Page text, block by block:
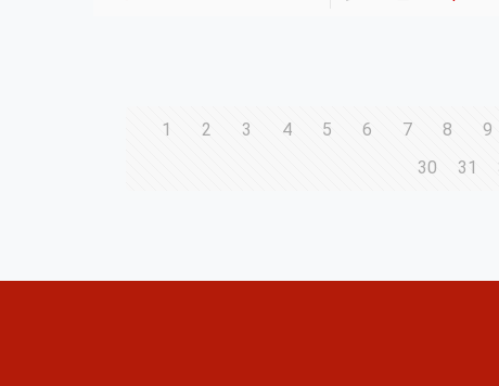
1 2 3 4 5 6 7 8 9
30
31